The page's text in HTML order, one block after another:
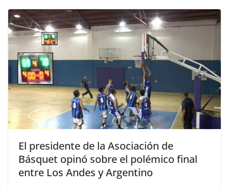
El presidente de la Asociación de
Básquet opinó sobre el polémico final
entre Los Andes y Argentino